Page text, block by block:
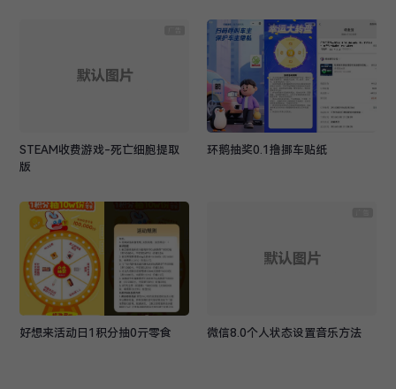
STEAM收费游戏-死亡细胞提取
版
环鹅抽奖0.1撸挪车贴纸
好想来活动日1积分抽0亓零食 微信8.0个人状态设置音乐方法